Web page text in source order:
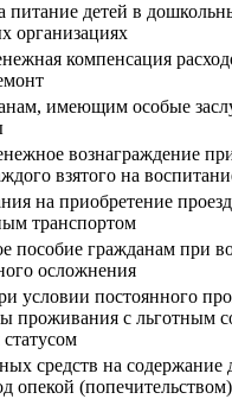
питание детей в
организациях
компенсация
имеющим особые
вознаграждение
взятого на
на приобретение
транспортом
пособие гражданам при
осложнения
условии постоянного
проживания с льготным
средств на содержание
опекой